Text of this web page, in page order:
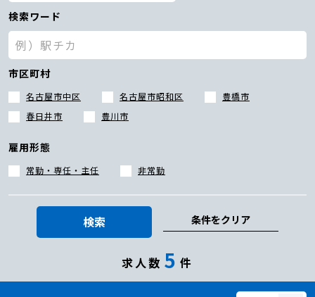
検索ワード
市区町村
名古屋市中区 名古屋市昭和区
豊橋市
春日井市
豊川市
雇用形態
常勤・専任・主任 非常勤
検索 条件をクリア
求人数 5 件